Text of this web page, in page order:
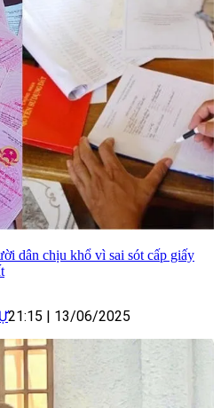
dân chịu khổ vì sai sót cấp giấy
21:15 | 13/06/2025